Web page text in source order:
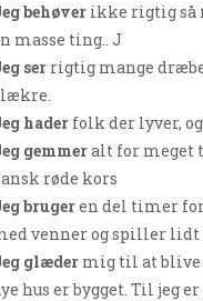
behøver ikke rigtig så
masse ting.. J
ser rigtig mange
hader folk der lyver,
gemmeralt for meget
røde kors
brugeren del timer
venner og spiller lidt
glæder mig til at blive
hus er bygget. Til jeg